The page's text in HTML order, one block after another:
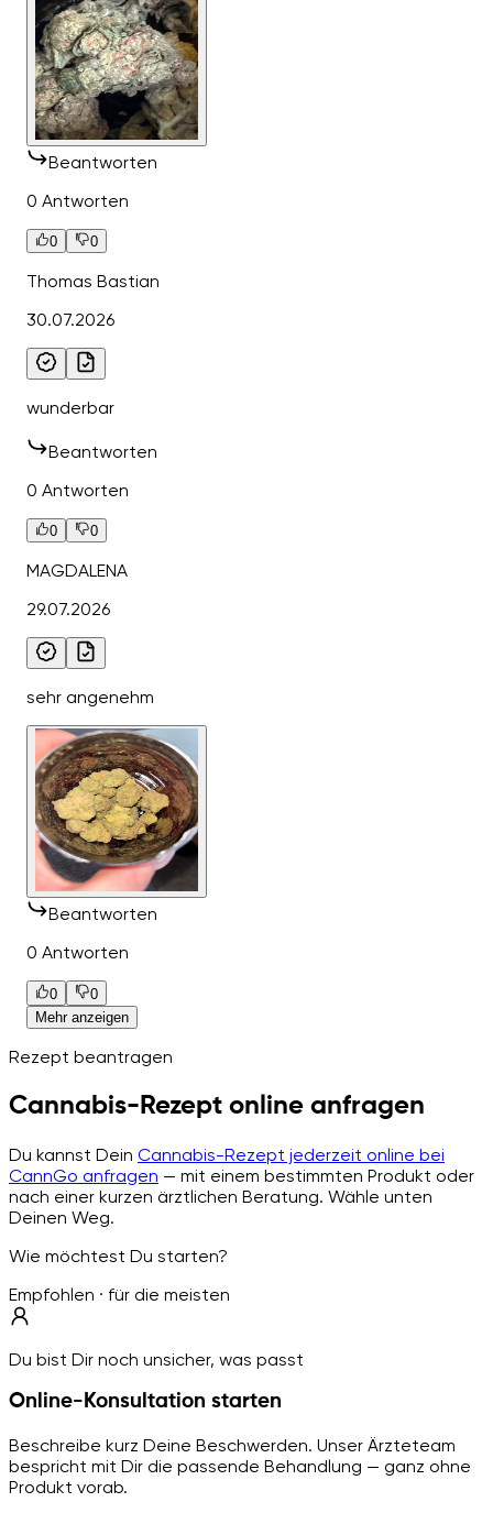
Beantworten
0 Antworten
0 0
Thomas Bastian
30.07.2026
wunderbar
Beantworten
0 Antworten
0 0
MAGDALENA
29.07.2026
sehr angenehm
Beantworten
0 Antworten
0
0
Mehr anzeigen
Rezept beantragen
Cannabis-Rezept online anfragen
Du kannst Dein Cannabis-Rezept jederzeit online bei
CannGo anfragen — mit einem bestimmten Produkt oder
nach einer kurzen ärztlichen Beratung. Wähle unten
Deinen Weg.
Wie möchtest Du starten?
Empfohlen · für die meisten
Du bist Dir noch unsicher, was passt
Online-Konsultation starten
Beschreibe kurz Deine Beschwerden. Unser Ärzteteam
bespricht mit Dir die passende Behandlung — ganz ohne
Produkt vorab.